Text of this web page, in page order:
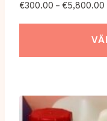
€300.00 – €5,800.00
har
flera